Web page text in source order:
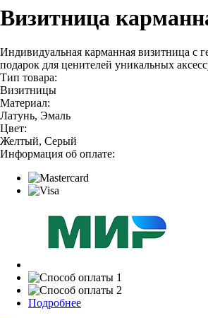
Визитница
Индивидуальная карманная визитница с
подарок для ценителей уникальных
Тип товара:
Визитницы
Материал:
Латунь, Эмаль
Цвет:
Желтый, Серый
Информация об оплате:
Подробнее